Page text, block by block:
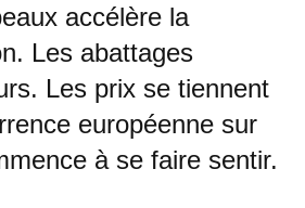
accélère la
Les abattages
Les prix se tiennent
européenne sur
à se faire sentir.